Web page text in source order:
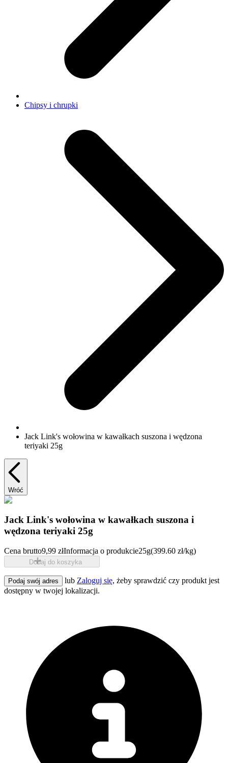
Chipsy i chrupki
Jack Link's wołowina w kawałkach suszona i wędzona
teriyaki 25g
Wróć
Jack Link's wołowina w kawałkach suszona i
wędzona teriyaki 25g
Cena brutto9,99 złInformacja o produkcie25g(399.60 zł/kg)
Dodaj do koszyka
Podaj swój adres lub Zaloguj się, żeby sprawdzić czy produkt jest
dostępny w twojej lokalizacji.